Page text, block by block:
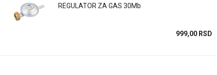
REGULATOR ZA GAS 30Mb
999,00 RSD